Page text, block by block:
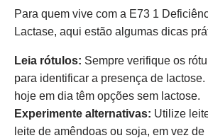
Para quem vive com a E73 1
Lactase, aqui estão algumas dicas
Leia rótulos: Sempre verifique os
para identificar a presença de
hoje em dia têm opções sem lactose.
Experimente alternativas: Utilize
leite de amêndoas ou soja, em vez